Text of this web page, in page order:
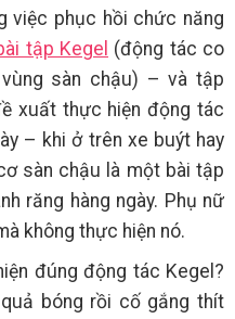
việc phục hồi chức năng
tập Kegel (động tác co
sàn chậu) – và tập
xuất thực hiện động tác
– khi ở trên xe buýt hay
sàn chậu là một bài tập
răng hàng ngày. Phụ nữ
không thực hiện nó.
đúng động tác Kegel?
bóng rồi cố gắng thít